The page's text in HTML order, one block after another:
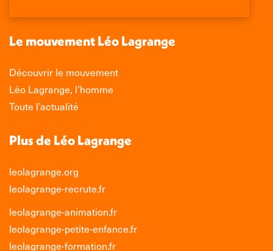
une
fenêtre
une
fenêtre
une
fenêtre
une
nouvelle
fenêtre
Le mouvement Léo Lagrange
Découvrir le mouvement
Léo Lagrange, l’homme
Toute l’actualité
Plus de Léo Lagrange
leolagrange.org
leolagrange-recrute.fr
leolagrange-animation.fr
leolagrange-petite-enfance.fr
leolagrange-formation.fr